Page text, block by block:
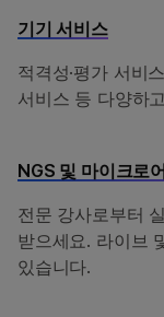
기기 서비스
적격성·평가 서비
서비스 등 다양하
NGS 및 마이크로
전문 강사로부터
받으세요. 라이브
있습니다.